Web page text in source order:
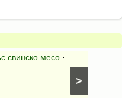
>
свинско месо ⋅
с
яйца